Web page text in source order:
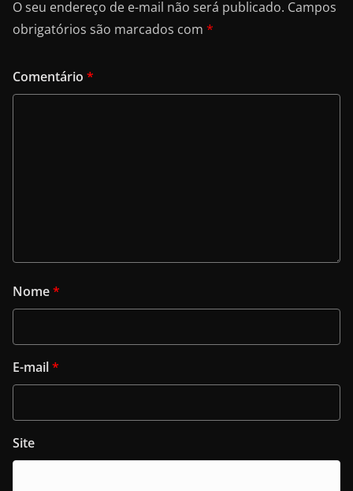
O seu endereço de e-mail não será publicado. Campos
obrigatórios são marcados com *
Comentário *
Nome*
E-mail*
Site